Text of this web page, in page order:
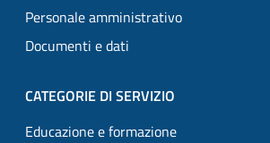
Personale amministrativo
Documenti e dati
CATEGORIE DI SERVIZIO
Educazione e formazione